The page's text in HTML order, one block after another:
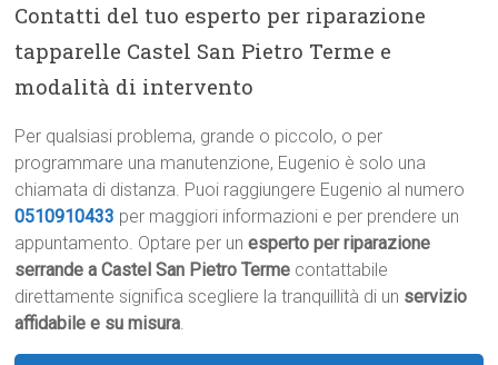
Contatti del tuo esperto per riparazione
tapparelle Castel San Pietro Terme e
modalità di intervento
Per qualsiasi problema, grande o piccolo, o per
programmare una manutenzione, Eugenio è solo una
chiamata di distanza. Puoi raggiungere Eugenio al numero
0510910433 per maggiori informazioni e per prendere un
appuntamento. Optare per unesperto per riparazione
serrande a Castel San Pietro Terme contattabile
direttamente significa scegliere la tranquillità di un servizio
affidabile e su misura.